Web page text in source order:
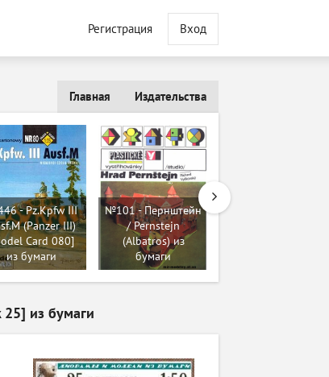
Регистрация Вход
Издательства
Главная
- Pz.Kpfw III
(Panzer III)
Card 080]
из бумаги
№101 - Пернштейн
/ Pernstejn
(Albatros) из
бумаги
из бумаги